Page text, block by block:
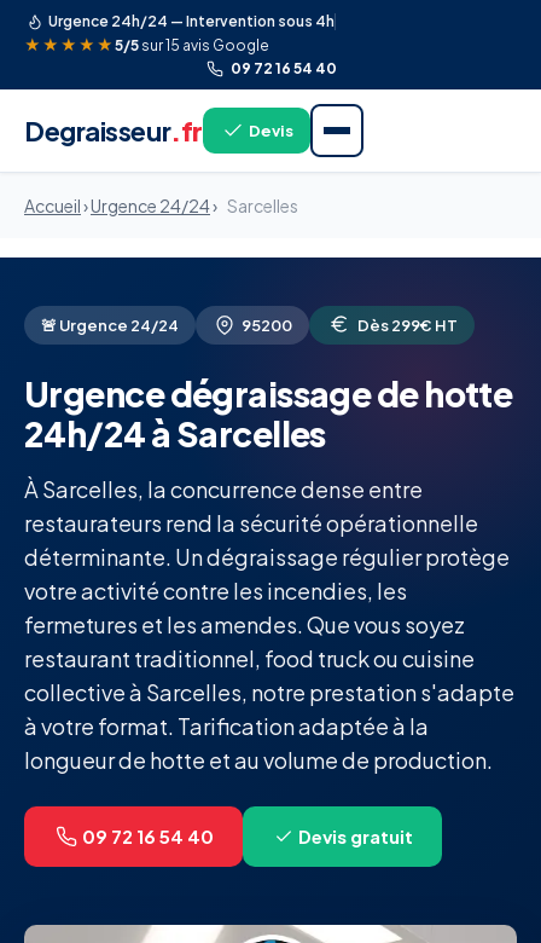
Urgence 24h/24 — Intervention sous 4h
★★★★★ 5/5 sur 15 avis Google
09 72 16 54 40
Degraisseur.fr Devis
Accueil›Urgence 24/24› Sarcelles
🚨 Urgence 24/24 95200 Dès 299€ HT
Urgence dégraissage de hotte
24h/24 à Sarcelles
À Sarcelles, la concurrence dense entre
restaurateurs rend la sécurité opérationnelle
déterminante. Un dégraissage régulier protège
votre activité contre les incendies, les
fermetures et les amendes. Que vous soyez
restaurant traditionnel, food truck ou cuisine
collective à Sarcelles, notre prestation s'adapte
à votre format. Tarification adaptée à la
longueur de hotte et au volume de production.
09 72 16 54 40 Devis gratuit